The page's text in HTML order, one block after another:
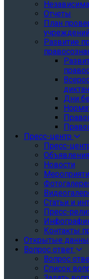
Отчеты
План
Развитие
Дни
Пресс-центр
Пресс-
Объявления
Новости
Статьи и
Пресс-
Контакты
Открытые
Вопрос ответ
Вопрос
Список